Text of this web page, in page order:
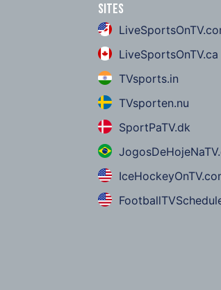
Sites
LiveSportsOnTV.ca
TVsports.in
TVsporten.nu
SportPaTV.dk